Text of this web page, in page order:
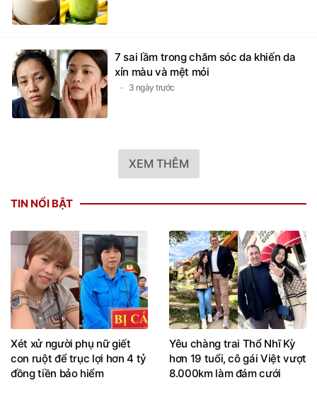
7 sai lầm trong chăm sóc da khiến da
xỉn màu và mệt mỏi
3 ngày trước
XEM THÊM
TIN NỔI BẬT
Xét xử người phụ nữ giết
con ruột để trục lợi hơn 4 tỷ
đồng tiền bảo hiểm
Yêu chàng trai Thổ Nhĩ Kỳ
hơn 19 tuổi, cô gái Việt vượt
8.000km làm đám cưới